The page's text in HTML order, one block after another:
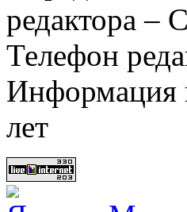
редактора –
Телефон
Информация
лет